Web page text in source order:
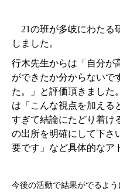
21の班が多岐にわたる
しました。
行木先生からは「自分が
ができたか分からないで
た。」と評価頂きました
は「こんな視点を加える
すぎて結論にたどり着け
の出所を明確にして下さ
要です」など具体的なア
今後の活動で結果がでるよう